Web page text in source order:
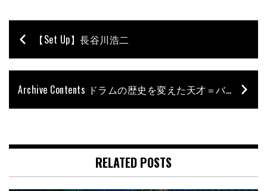
【Set Up】長谷川浩二
Archive Contents ドラムの歴史を変えた天才＝バディ・リッチ
RELATED POSTS